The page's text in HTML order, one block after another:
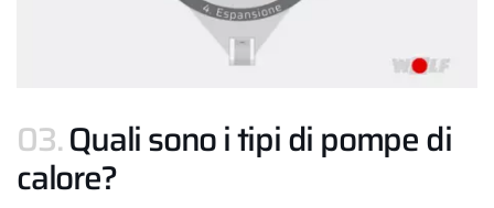
03.Quali sono i tipi di pompe di
calore?